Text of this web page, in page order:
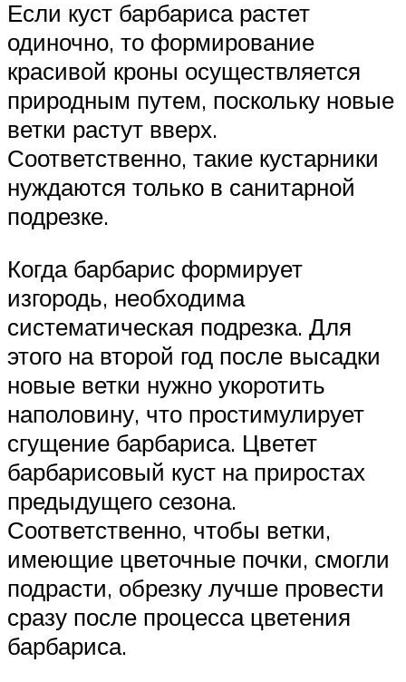
Если куст барбариса растет
одиночно, то формирование
красивой кроны осуществляется
природным путем, поскольку новые
ветки растут вверх.
Соответственно, такие кустарники
нуждаются только в санитарной
подрезке.
Когда барбарис формирует
изгородь, необходима
систематическая подрезка. Для
этого на второй год после высадки
новые ветки нужно укоротить
наполовину, что простимулирует
сгущение барбариса. Цветет
барбарисовый куст на приростах
предыдущего сезона.
Соответственно, чтобы ветки,
имеющие цветочные почки, смогли
подрасти, обрезку лучше провести
сразу после процесса цветения
барбариса.